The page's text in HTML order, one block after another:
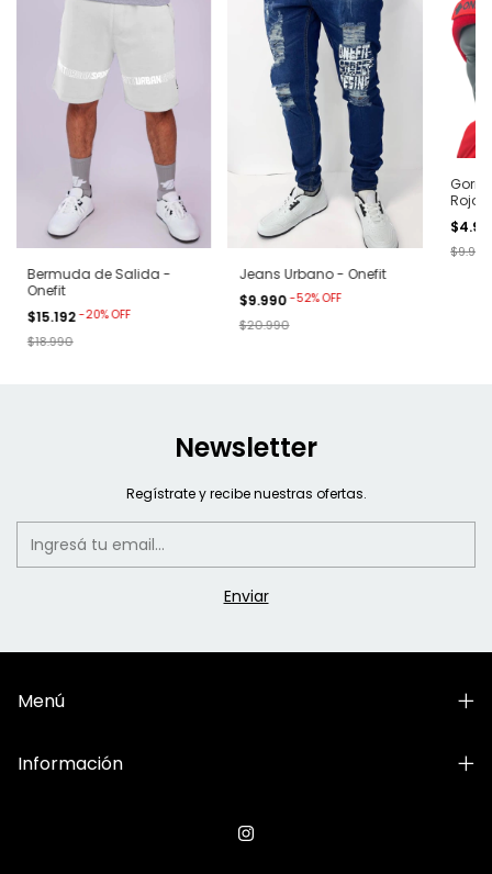
Bermuda de Salida -
Onefit
$15.192-20%OFF
$18.990
Jeans Urbano - Onefit
$9.990-52%OFF
$20.990
Rojo
$9.990
Newsletter
Regístrate y recibe nuestras ofertas.
Menú
Información